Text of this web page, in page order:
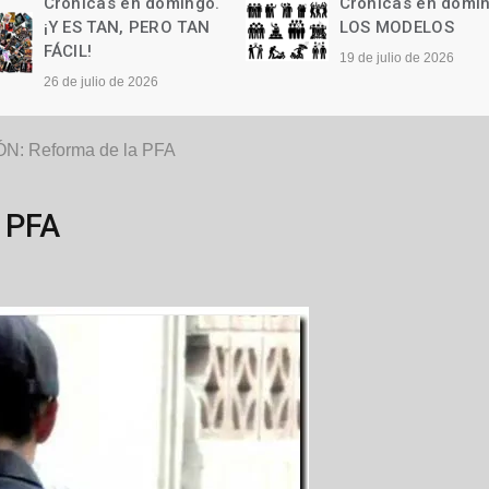
¡Y ES TAN, PERO TAN
FÁCIL!
26 de julio de 2026
LOS MODELOS
19 de julio de 2026
Reforma de la PFA